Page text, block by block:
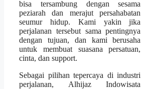
bisa tersambung dengan sesama
peziarah dan merajut persahabatan
seumur hidup. Kami yakin jika
perjalanan tersebut sama pentingnya
dengan tujuan, dan kami berusaha
untuk membuat suasana persatuan,
cinta, dan support.
Sebagai pilihan tepercaya di industri
perjalanan, Alhijaz Indowisata